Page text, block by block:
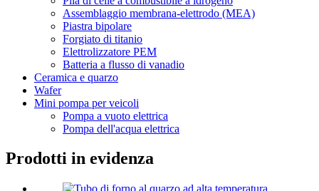
Assemblaggio membrana-elettrodo (MEA)
Piastra bipolare
Forgiato di titanio
Elettrolizzatore PEM
Batteria a flusso di vanadio
Ceramica e quarzo
Wafer
Mini pompa per veicoli
Pompa a vuoto elettrica
Pompa dell'acqua elettrica
Prodotti in evidenza